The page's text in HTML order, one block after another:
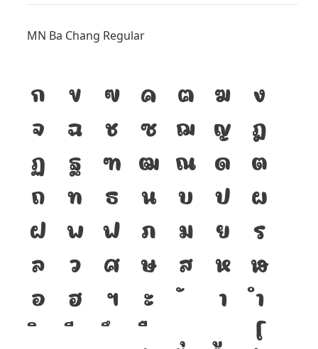
MN Ba Chang Regular
ก ข ฃ ค ฅ ฆ
ง
จ
ฉ ช ซ ฌ ญ
ฎ
ฏ
ฐ ฑ ฒ ณ ด
ต
ถ
ท ธ น บ ป
ผ
ฝ
พ ฟ ภ ม ย
ร
ล
ว ศ ษ ส ห
ฬ
อ
ฮ ฯ ะ า
ำ
โ